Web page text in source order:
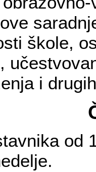
škole,
i
od